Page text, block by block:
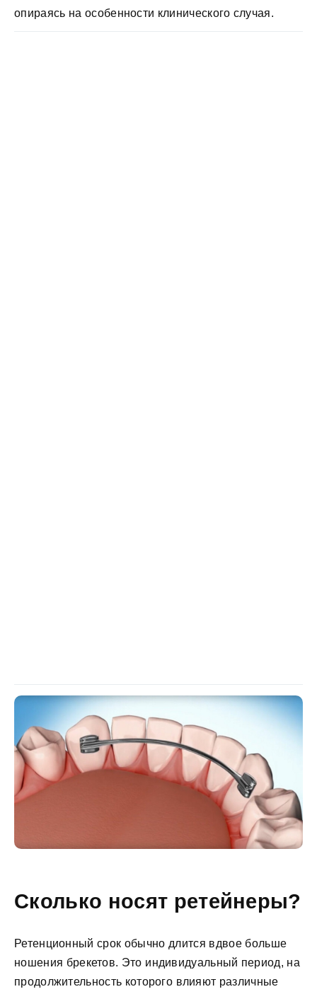
опираясь на особенности клинического случая.
Сколько носят ретейнеры?
Ретенционный срок обычно длится вдвое больше
ношения брекетов. Это индивидуальный период, на
продолжительность которого влияют различные